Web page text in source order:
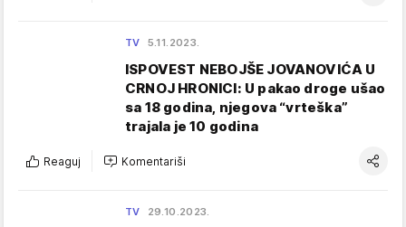
TV 5.11.2023.
ISPOVEST NEBOJŠE JOVANOVIĆA U
CRNOJ HRONICI: U pakao droge ušao
sa 18 godina, njegova “vrteška”
trajala je 10 godina
Reaguj Komentariši
TV 29.10.2023.